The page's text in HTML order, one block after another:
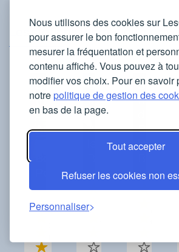
Nous utilisons des cookies sur
pour assurer le bon
mesurer la fréquentation et
contenu affiché. Vous pouvez à
modifier vos choix. Pour en savoir
notrepolitique de gestion des
en bas de la page.
Tout accepter
Refuser les cookies non
Personnaliser
Les stations thermales à
Station
thermale
de
Amélie-
Palalda
Station
thermale
de
Avène-
les-
Station
les-